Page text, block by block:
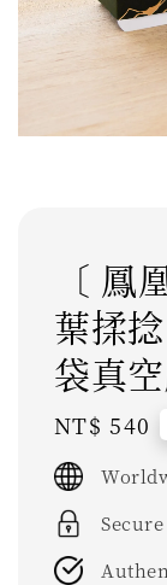
〔
葉揉
袋真
Regular
price
NT$ 540